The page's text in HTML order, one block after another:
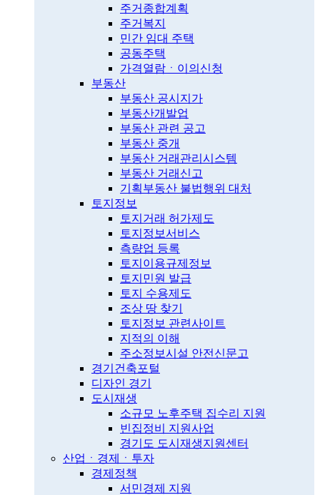
주거종합계획
주거복지
민간 임대 주택
공동주택
가격열람ㆍ이의신청
부동산
부동산 공시지가
부동산개발업
부동산 관련 공고
부동산 중개
부동산 거래관리시스템
부동산 거래신고
기획부동산 불법행위 대처
토지정보
토지거래 허가제도
토지정보서비스
측량업 등록
토지이용규제정보
토지민원 발급
토지 수용제도
조상 땅 찾기
토지정보 관련사이트
지적의 이해
주소정보시설 안전신문고
경기건축포털
디자인 경기
도시재생
소규모 노후주택 집수리 지원
빈집정비 지원사업
경기도 도시재생지원센터
산업ㆍ경제ㆍ투자
경제정책
서민경제 지원